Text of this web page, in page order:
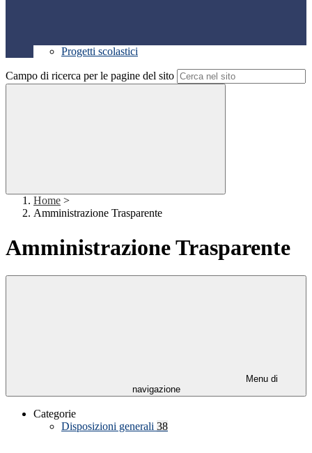
Progetti scolastici
Campo di ricerca per le pagine del sito
Home >
Amministrazione Trasparente
Amministrazione Trasparente
Menu di
navigazione
Categorie
Disposizioni generali 38